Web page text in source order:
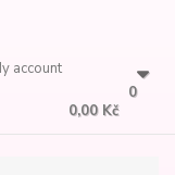
0
0,00 Kč